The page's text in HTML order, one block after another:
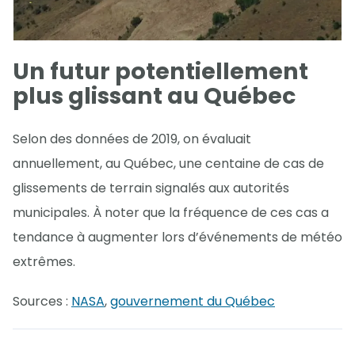
Un futur potentiellement
plus glissant au Québec
Selon des données de 2019, on évaluait
annuellement, au Québec, une centaine de cas de
glissements de terrain signalés aux autorités
municipales. À noter que la fréquence de ces cas a
tendance à augmenter lors d’événements de météo
extrêmes.
Sources : NASA,gouvernement du Québec